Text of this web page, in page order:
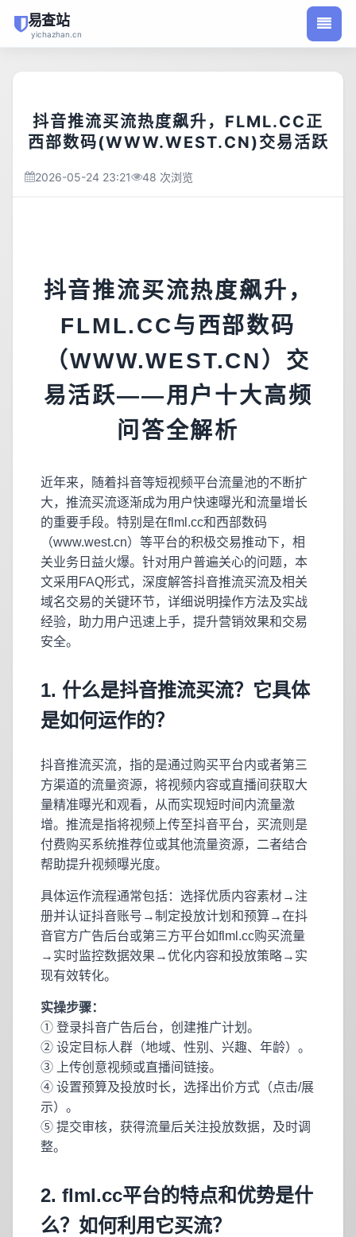
易查站
yichazhan.cn
首页 / 文章中心
抖音推流买流热度飙升，FLML.CC正
西部数码(WWW.WEST.CN)交易活跃
2026-05-24 23:21 48 次浏览
抖音推流买流热度飙升，
FLML.CC与西部数码
（WWW.WEST.CN）交
易活跃——用户十大高频
问答全解析
近年来，随着抖音等短视频平台流量池的不断扩
大，推流买流逐渐成为用户快速曝光和流量增长
的重要手段。特别是在flml.cc和西部数码
（www.west.cn）等平台的积极交易推动下，相
关业务日益火爆。针对用户普遍关心的问题，本
文采用FAQ形式，深度解答抖音推流买流及相关
域名交易的关键环节，详细说明操作方法及实战
经验，助力用户迅速上手，提升营销效果和交易
安全。
1. 什么是抖音推流买流？它具体
是如何运作的？
抖音推流买流，指的是通过购买平台内或者第三
方渠道的流量资源，将视频内容或直播间获取大
量精准曝光和观看，从而实现短时间内流量激
增。推流是指将视频上传至抖音平台，买流则是
付费购买系统推荐位或其他流量资源，二者结合
帮助提升视频曝光度。
具体运作流程通常包括：选择优质内容素材→注
册并认证抖音账号→制定投放计划和预算→在抖
音官方广告后台或第三方平台如flml.cc购买流量
→实时监控数据效果→优化内容和投放策略→实
现有效转化。
实操步骤：
① 登录抖音广告后台，创建推广计划。
② 设定目标人群（地域、性别、兴趣、年龄）。
③ 上传创意视频或直播间链接。
④ 设置预算及投放时长，选择出价方式（点击/展
示）。
⑤ 提交审核，获得流量后关注投放数据，及时调
整。
2. flml.cc平台的特点和优势是什
么？如何利用它买流？